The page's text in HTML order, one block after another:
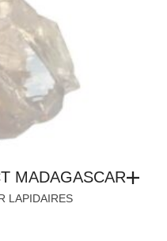
MADAGASCAR
LAPIDAIRES